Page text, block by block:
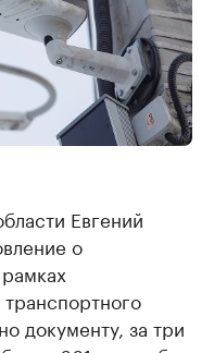
Евгений
о
документу, за три